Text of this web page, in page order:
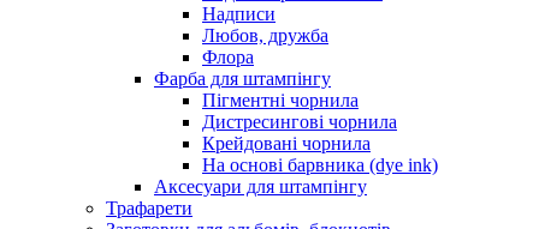
Надписи
Любов, дружба
Флора
Фарба для штампінгу
Пігментні чорнила
Дистресингові чорнила
Крейдовані чорнила
На основі барвника (dye ink)
Аксесуари для штампінгу
Трафарети